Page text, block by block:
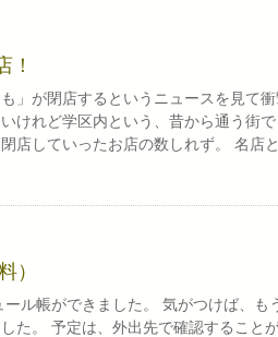
！
」が閉店するというニュースを見て
けれど学区内という、昔から通う街
店していったお店の数しれず。 名店
）
ル帳ができました。 気がつけば、
た。 予定は、外出先で確認すること